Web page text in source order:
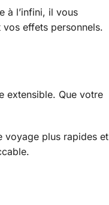
à l’infini, il vous
effets personnels.
extensible. Que votre
voyage plus rapides et